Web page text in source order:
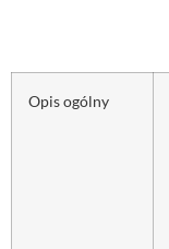
Opis ogólny